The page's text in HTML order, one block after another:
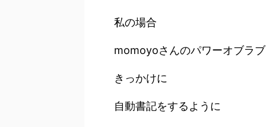
私の場合
momoyoさんのパワーオブラ
きっかけに
自動書記をするように